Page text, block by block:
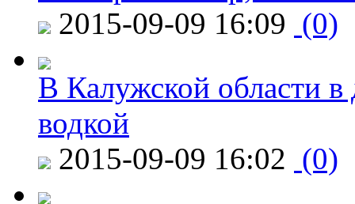
2015-09-09 16:09 (0)
В Калужской области в
водкой
2015-09-09 16:02 (0)